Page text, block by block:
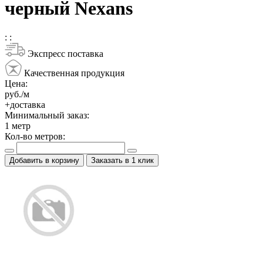
черный Nexans
: :
Экспресс поставка
Качественная продукция
Цена:
руб./м
+доставка
Минимальный заказ:
1 метр
Кол-во метров:
Добавить в корзину Заказать в 1 клик